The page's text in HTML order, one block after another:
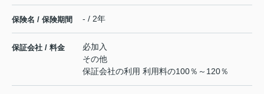
保険名 / 保険期間 - / 2年
保証会社 / 料金
必加入
その他
保証会社の利用 利用料の100％～120％